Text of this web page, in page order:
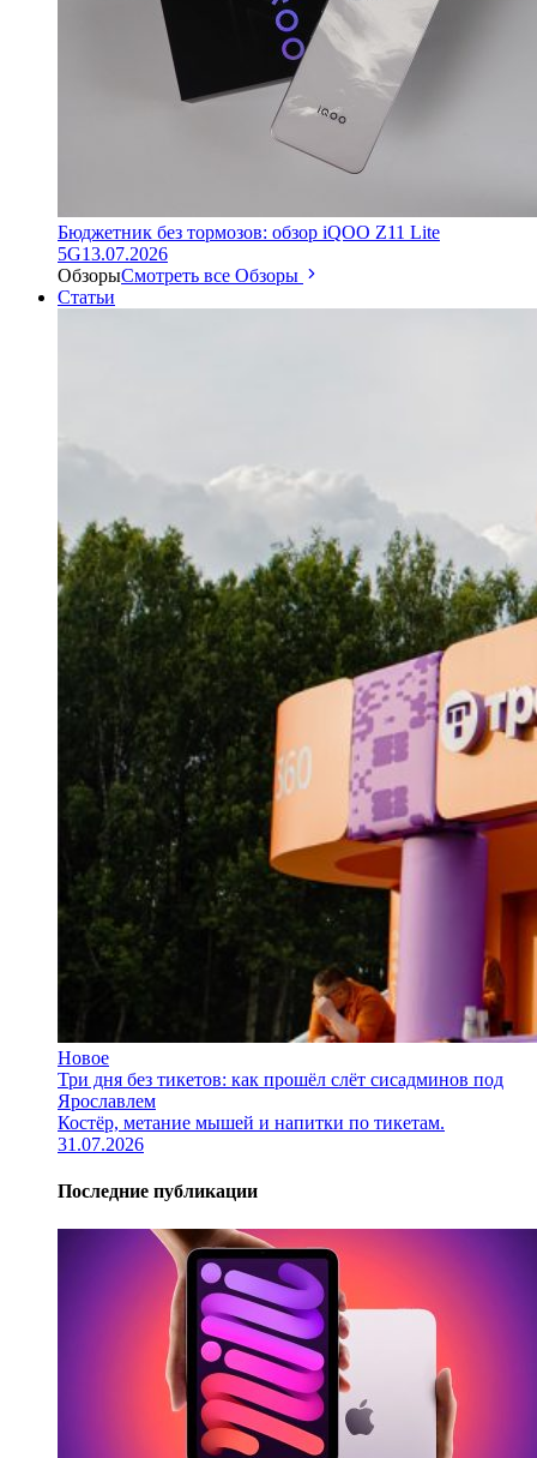
Бюджетник без тормозов: обзор iQOO Z11 Lite
5G13.07.2026
ОбзорыСмотреть все Обзоры
Статьи
Новое
Три дня без тикетов: как прошёл слёт сисадминов под
Ярославлем
Костёр, метание мышей и напитки по тикетам.
31.07.2026
Последние публикации